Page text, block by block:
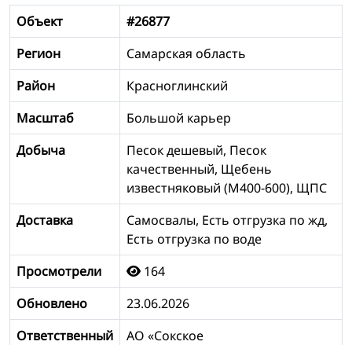
Объект
#26877
Регион
Самарская область
Район
Красноглинский
Масштаб
Большой карьер
Добыча
Песок дешевый, Песок
качественный, Щебень
известняковый (М400-600), ЩПС
Доставка
Самосвалы, Есть отгрузка по жд,
Есть отгрузка по воде
Просмотрели
164
Обновлено
23.06.2026
Ответственный
АО «Сокское